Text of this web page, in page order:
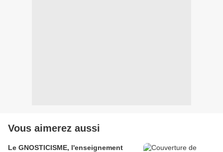
Vous aimerez aussi
Le GNOSTICISME, l'enseignement